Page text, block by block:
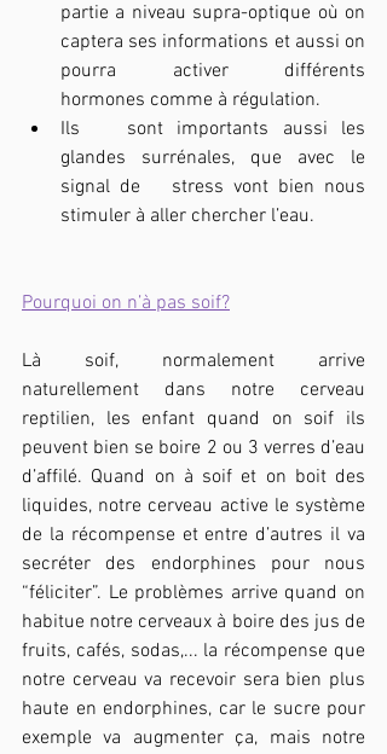
partie a niveau supra-optique où on
captera ses informations et aussi on
pourra activer différents
hormones comme à régulation.
Ils 	sont importants aussi les
glandes surrénales, que avec le
signal de 	stress vont bien nous
stimuler à aller chercher l’eau.
Pourquoi on n’à pas soif?
Là soif, normalement arrive
naturellement dans notre cerveau
reptilien, les enfant quand on soif ils
peuvent bien se boire 2 ou 3 verres d’eau
d’affilé. Quand on à soif et on boit des
liquides, notre cerveau active le système
de la récompense et entre d’autres il va
secréter des endorphines pour nous
“féliciter”. Le problèmes arrive quand on
habitue notre cerveaux à boire des jus de
fruits, cafés, sodas,... la récompense que
notre cerveau va recevoir sera bien plus
haute en endorphines, car le sucre pour
exemple va augmenter ça, mais notre